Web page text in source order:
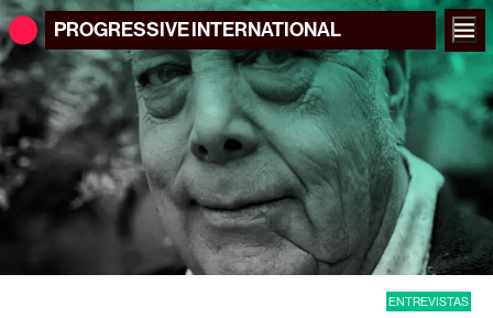
PROGRESSIVEINTERNATIONAL
ENTREVISTAS